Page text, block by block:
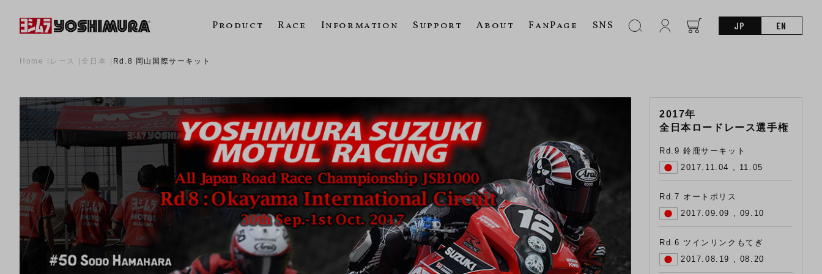
Product Race Information Support About FanPage SNS JP EN
Home レース 全日本 Rd.8 岡山国際サーキット
2017年
全日本ロードレース選手権
Rd.9 鈴鹿サーキット
2017.11.04 , 11.05
Rd.7 オートポリス
2017.09.09 , 09.10
Rd.6 ツインリンクもてぎ
2017.08.19 , 08.20